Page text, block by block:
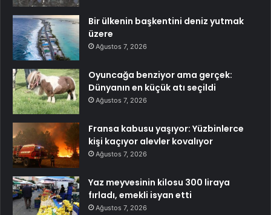
Bir ülkenin başkentini deniz yutmak
üzere
Ağustos 7, 2026
Oyuncağa benziyor ama gerçek:
Dünyanın en küçük atı seçildi
Ağustos 7, 2026
Fransa kabusu yaşıyor: Yüzbinlerce
kişi kaçıyor alevler kovalıyor
Ağustos 7, 2026
Yaz meyvesinin kilosu 300 liraya
fırladı, emekli isyan etti
Ağustos 7, 2026